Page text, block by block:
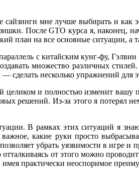
сайзинги мне лучше выбирать и
После GTO курса я, наконец,
план на все основные ситуации,
с китайским кунг-фу,
множество различных
сделать несколько упражнений
и полностью изменит вашу
решений. Из-за этого я потерял
В рамках этих ситуаций я
какие руки просто
убрать уязвимости в игре
от этого можно
практически неоспоримое